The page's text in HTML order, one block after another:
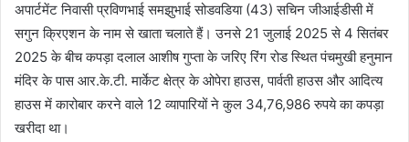
अपार्टमेंट निवासी प्रविणभाई समझुभाई सोडवडिया (43) सचिन जीआईडीसी में
सगुन क्रिएशन के नाम से खाता चलाते हैं। उनसे 21 जुलाई 2025 से 4 सितंबर
2025 के बीच कपड़ा दलाल आशीष गुप्ता के जरिए रिंग रोड स्थित पंचमुखी हनुमान
मंदिर के पास आर.के.टी. मार्केट क्षेत्र के ओपेरा हाउस, पार्वती हाउस और आदित्य
हाउस में कारोबार करने वाले 12 व्यापारियों ने कुल 34,76,986 रुपये का कपड़ा
खरीदा था।